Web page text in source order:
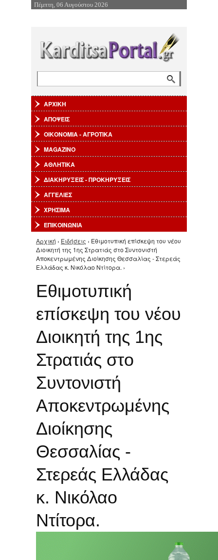
Επιστροφή στην Πλοήγηση
Πέμπτη, 06 Αυγούστου 2026
ΑΡΧΙΚΗ
ΑΠΟΨΕΙΣ
ΟΙΚΟΝΟΜΙΑ - ΑΓΡΟΤΙΚΑ
MAGAZINO
ΑΘΛΗΤΙΚΑ
ΔΙΑΚΗΡΥΞΕΙΣ - ΠΡΟΚΗΡΥΞΕΙΣ
ΑΓΓΕΛΙΕΣ
ΧΡΗΣΙΜΑ
ΕΠΙΚΟΙΝΩΝΙΑ
Είστε εδώ
Αρχική › Ειδήσεις › Εθιμοτυπική επίσκεψη του νέου
Διοικητή της 1ης Στρατιάς στo Συντονιστή
Αποκεντρωμένης Διοίκησης Θεσσαλίας - Στερεάς
Ελλάδας κ. Νικόλαο Ντίτορα. ›
Εθιμοτυπική
επίσκεψη του νέου
Διοικητή της 1ης
Στρατιάς στo
Συντονιστή
Αποκεντρωμένης
Διοίκησης
Θεσσαλίας -
Στερεάς Ελλάδας
κ. Νικόλαο
Ντίτορα.